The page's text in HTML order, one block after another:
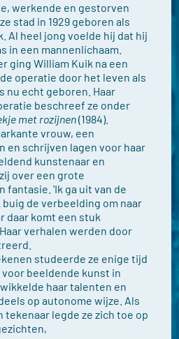
werkende en gestorven
stad in 1929 geboren als
Al heel jong voelde hij dat hij
in een mannenlichaam.
ging William Kuik na een
operatie door het leven als
nu echt geboren. Haar
beschreef ze onder
met rozijnen(1984).
vrouw, een
en schrijven lagen voor haar
kunstenaar en
over een grote
fantasie. 'Ik ga uit van de
de verbeelding om naar
daar komt een stuk
verhalen werden door
studeerde ze enige tijd
beeldende kunst in
haar talenten en
op autonome wijze. Als
legde ze zich toe op